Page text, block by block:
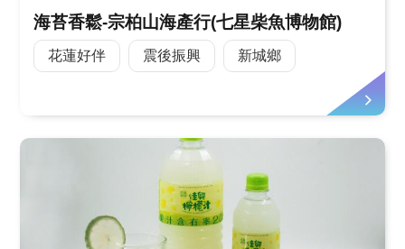
海苔香鬆-宗柏山海產行(七星柴魚博物館)
花蓮好伴 震後振興 新城鄉